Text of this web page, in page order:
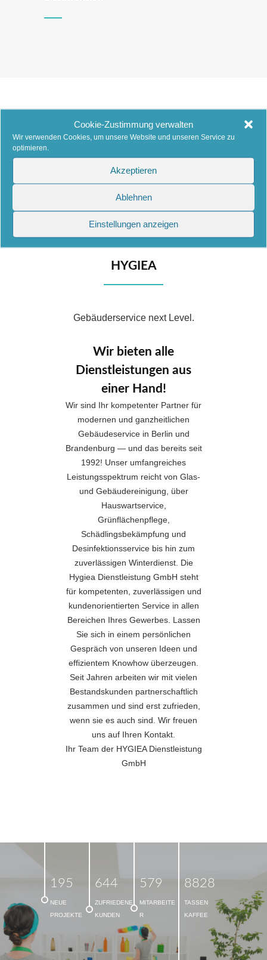
Cookie-Zustimmung verwalten
Wir verwenden Cookies, um unsere Website und unseren Service zu
optimieren.
Akzeptieren
Ablehnen
Einstellungen anzeigen
HYGIEA
Gebäuderservice next Level.
Wir bieten alle
Dienstleistungen aus
einer Hand!
Wir sind Ihr kompetenter Partner für
modernen und ganzheitlichen
Gebäudeservice in Berlin und
Brandenburg — und das bereits seit
1992! Unser umfangreiches
Leistungsspektrum reicht von Glas-
und Gebäudereinigung, über
Hauswartservice,
Grünflächenpflege,
Schädlingsbekämpfung und
Desinfektionsservice bis hin zum
zuverlässigen Winterdienst. Die
Hygiea Dienstleistung GmbH steht
für kompetenten, zuverlässigen und
kundenorientierten Service in allen
Bereichen Ihres Gewerbes. Lassen
Sie sich in einem persönlichen
Gespräch von unseren Ideen und
effizientem Knowhow überzeugen.
Seit Jahren arbeiten wir mit vielen
Bestandskunden partnerschaftlich
zusammen und sind erst zufrieden,
wenn sie es auch sind. Wir freuen
uns auf Ihren Kontakt.
Ihr Team der HYGIEA Dienstleistung
GmbH
1 95
NEUE
PROJEKTE
644
ZUFRIEDENE
KUNDEN
579
MITARBEITE
R
8828
TASSEN
KAFFEE